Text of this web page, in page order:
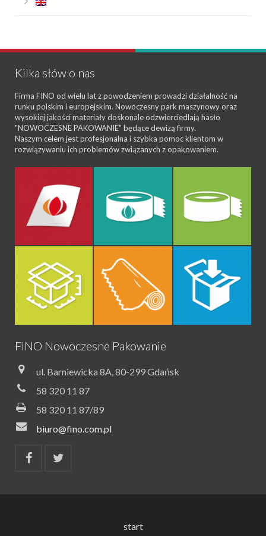
Kilka słów o nas
Firma FINO od wielu lat z powodzeniem prowadzi działalność na
runku polskim i europejskim. Nowoczesny park maszynowy oraz
wysokiej jakości materiały doskonale odzwierciedlają hasło
"NOWOCZESNE PAKOWANIE" będące dewizą firmy.
Naszym celem jest profesjonalna i szybka pomoc klientom w
rozwiązywaniu ich problemów związanych z opakowaniem.
FINO Nowoczesne Pakowanie
ul. Barniewicka 8A, 80-299 Gdańsk
58 320 11 87
58 320 11 87/89
biuro@fino.com.pl
start